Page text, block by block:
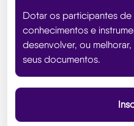
Dotar os participantes
conhecimentos e
desenvolver, ou
seus documentos.